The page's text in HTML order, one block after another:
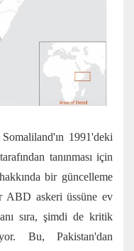
1991'deki
tanınması için
bir güncelleme
ABD askeri üssüne ev
sıra, şimdi de kritik
Bu, Pakistan'dan